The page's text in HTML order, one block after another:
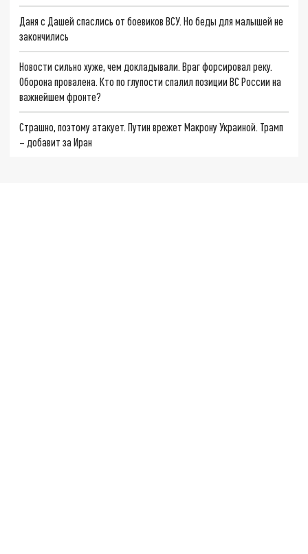
Даня с Дашей спаслись от боевиков ВСУ. Но беды для малышей не
закончились
Новости сильно хуже, чем докладывали. Враг форсировал реку.
Оборона провалена. Кто по глупости спалил позиции ВС России на
важнейшем фронте?
Страшно, поэтому атакует. Путин врежет Макрону Украиной. Трамп
– добавит за Иран